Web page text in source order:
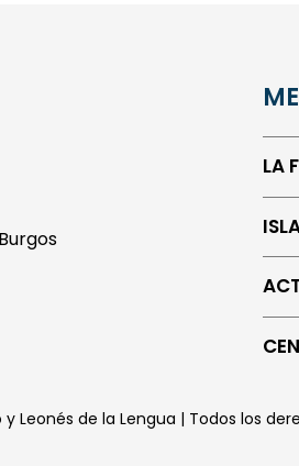
LA
Leonés de la Lengua | Todos los